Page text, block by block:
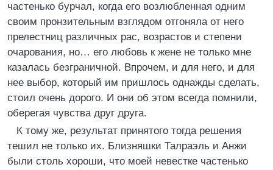
частенько бурчал, когда его возлюбленная одним
своим пронзительным взглядом отгоняла от него
прелестниц различных рас, возрастов и степени
очарования, но… его любовь к жене не только мне
казалась безграничной. Впрочем, и для него, и для
нее выбор, который им пришлось однажды сделать,
стоил очень дорого. И они об этом всегда помнили,
оберегая чувства друг друга.
К тому же, результат принятого тогда решения
тешил не только их. Близняшки Талраэль и Анжи
были столь хороши, что моей невестке частенько